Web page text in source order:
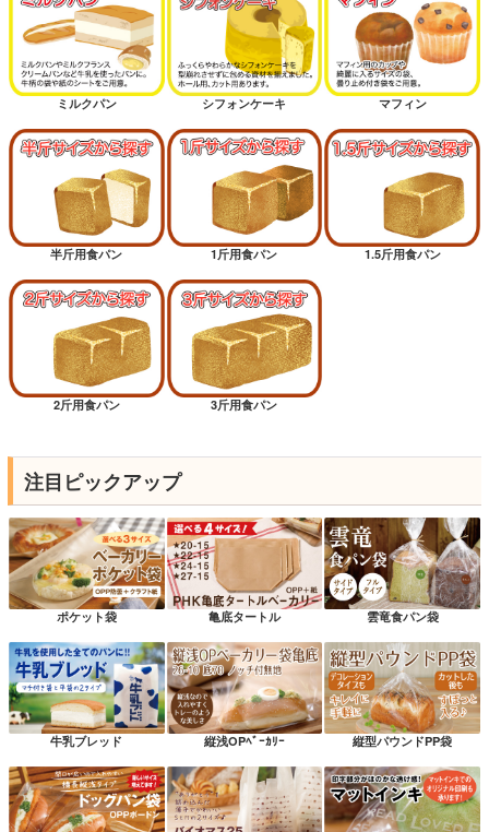
ミルクパン シフォンケーキ マフィン
半斤用食パン 1斤用食パン 1.5斤用食パン
2斤用食パン 3斤用食パン
注目ピックアップ
ポケット袋 亀底タートル 雲竜食パン袋
牛乳ブレッド 縦浅OPﾍﾞｰｶﾘｰ 縦型パウンドPP袋